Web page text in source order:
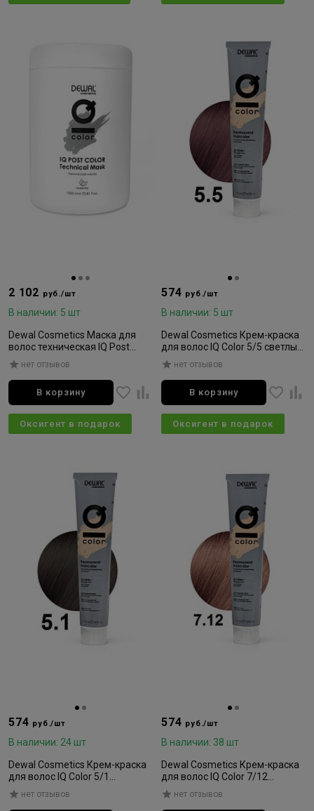
2 102 руб./шт
В наличии: 5 шт
Dewal Cosmetics Маска для
волос техническая IQ Post
Color Тechnical 1000мл
нет отзывов
В корзину
574 руб./шт
В наличии: 5 шт
Dewal Cosmetics Крем-краска
для волос IQ Color 5/5 светлый
махагоновый брюнет 90мл
нет отзывов
В корзину
574 руб./шт
В наличии: 24 шт
Dewal Cosmetics Крем-краска
для волос IQ Color 5/1
интенсивный светлый брюнет
90мл
нет отзывов
Оксигент в подарок
574 руб./шт
В наличии: 38 шт
Dewal Cosmetics Крем-краска
для волос IQ Color 7/12
пепельно-перламутровый
блондин 90мл
нет отзывов
Оксигент в подарок